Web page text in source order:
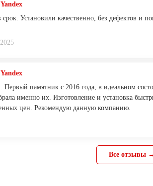
Установили качественно, без дефектов и
памятник с 2016 года, в идеальном
именно их. Изготовление и установка
цен. Рекомендую данную компанию.
Все отзывы →